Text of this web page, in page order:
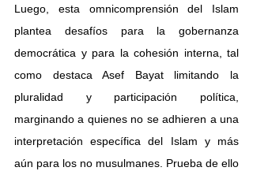
Luego, esta omnicomprensión del Islam
plantea desafíos para la gobernanza
democrática y para la cohesión interna, tal
como destaca Asef Bayat limitando la
pluralidad y participación política,
marginando a quienes no se adhieren a una
interpretación específica del Islam y más
aún para los no musulmanes. Prueba de ello